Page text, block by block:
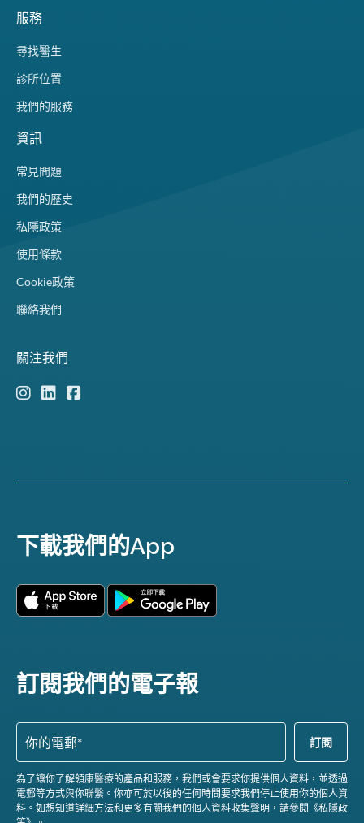
服務
尋找醫生
診所位置
我們的服務
資訊
常見問題
我們的歷史
私隱政策
使用條款
Cookie政策
聯絡我們
關注我們
下載我們的App
訂閱我們的電子報
為了讓你了解領康醫療的產品和服務，我們或會要求你提供個人資料，並透過
電郵等方式與你聯繫。你亦可於以後的任何時間要求我們停止使用你的個人資
料。如想知道詳細方法和更多有關我們的個人資料收集聲明，請參閱《私隱政